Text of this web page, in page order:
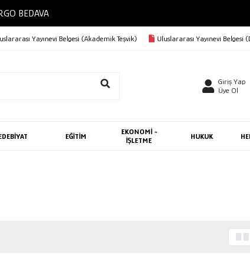
BEDAVA
Yayınevi Belgesi (Akademik Teşvik) Uluslararası Yayınevi Belgesi
Giriş Yap
Üye Ol
EĞİTİM
EKONOMİ -
İŞLETME
HUKUK